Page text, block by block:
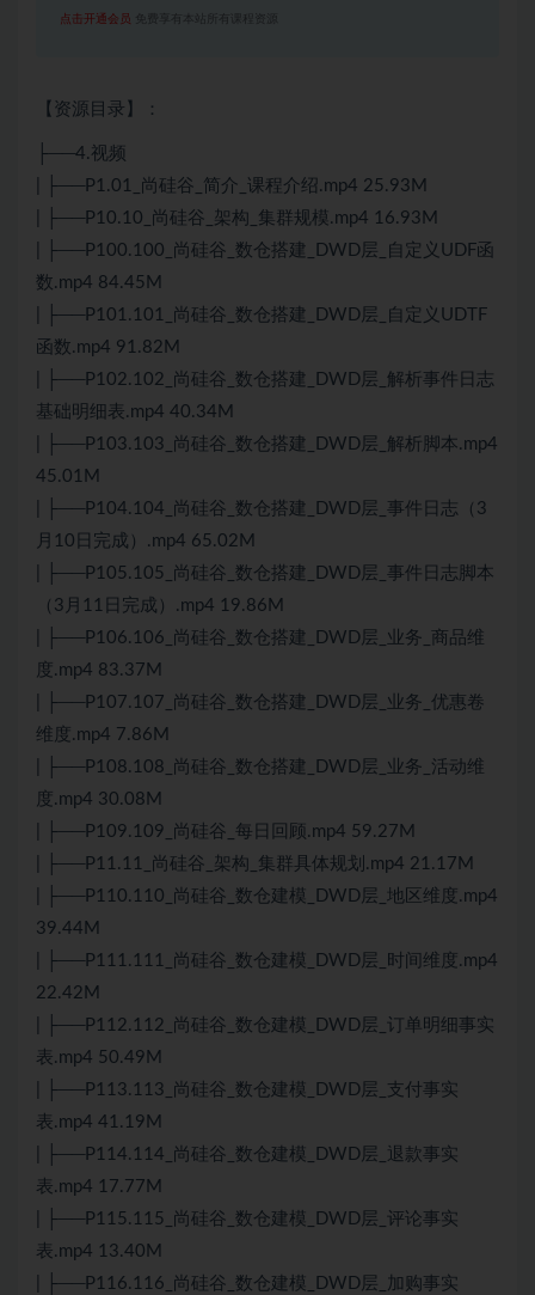
点击开通会员 免费享有本站所有课程资源
【资源目录】：
├──4.视频
| ├──P1.01_尚硅谷_简介_课程介绍.mp4 25.93M
| ├──P10.10_尚硅谷_架构_集群规模.mp4 16.93M
| ├──P100.100_尚硅谷_数仓搭建_DWD层_自定义UDF函
数.mp4 84.45M
| ├──P101.101_尚硅谷_数仓搭建_DWD层_自定义UDTF
函数.mp4 91.82M
| ├──P102.102_尚硅谷_数仓搭建_DWD层_解析事件日志
基础明细表.mp4 40.34M
| ├──P103.103_尚硅谷_数仓搭建_DWD层_解析脚本.mp4
45.01M
| ├──P104.104_尚硅谷_数仓搭建_DWD层_事件日志（3
月10日完成）.mp4 65.02M
| ├──P105.105_尚硅谷_数仓搭建_DWD层_事件日志脚本
（3月11日完成）.mp4 19.86M
| ├──P106.106_尚硅谷_数仓搭建_DWD层_业务_商品维
度.mp4 83.37M
| ├──P107.107_尚硅谷_数仓搭建_DWD层_业务_优惠卷
维度.mp4 7.86M
| ├──P108.108_尚硅谷_数仓搭建_DWD层_业务_活动维
度.mp4 30.08M
| ├──P109.109_尚硅谷_每日回顾.mp4 59.27M
| ├──P11.11_尚硅谷_架构_集群具体规划.mp4 21.17M
| ├──P110.110_尚硅谷_数仓建模_DWD层_地区维度.mp4
39.44M
| ├──P111.111_尚硅谷_数仓建模_DWD层_时间维度.mp4
22.42M
| ├──P112.112_尚硅谷_数仓建模_DWD层_订单明细事实
表.mp4 50.49M
| ├──P113.113_尚硅谷_数仓建模_DWD层_支付事实
表.mp4 41.19M
| ├──P114.114_尚硅谷_数仓建模_DWD层_退款事实
表.mp4 17.77M
| ├──P115.115_尚硅谷_数仓建模_DWD层_评论事实
表.mp4 13.40M
| ├──P116.116_尚硅谷_数仓建模_DWD层_加购事实